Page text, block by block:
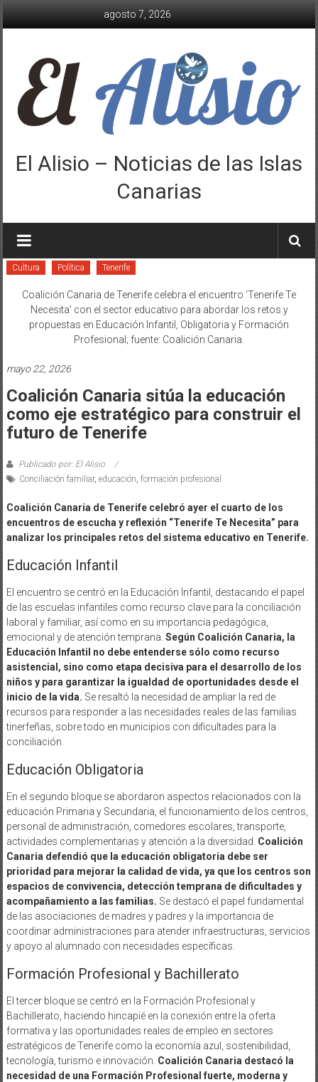
agosto 7, 2026
El Alisio – Noticias de las Islas
Canarias
Cultura Política Tenerife
Coalición Canaria de Tenerife celebra el encuentro ‘Tenerife Te
Necesita’ con el sector educativo para abordar los retos y
propuestas en Educación Infantil, Obligatoria y Formación
Profesional; fuente: Coalición Canaria.
mayo 22, 2026
Coalición Canaria sitúa la educación
como eje estratégico para construir el
futuro de Tenerife
Publicado por: El Alisio
Conciliación familiar, educación, formación profesional
Coalición Canaria de Tenerife celebró ayer el cuarto de los
encuentros de escucha y reflexión “Tenerife Te Necesita” para
analizar los principales retos del sistema educativo en Tenerife.
Educación Infantil
El encuentro se centró en la Educación Infantil, destacando el papel
de las escuelas infantiles como recurso clave para la conciliación
laboral y familiar, así como en su importancia pedagógica,
emocional y de atención temprana. Según Coalición Canaria, la
Educación Infantil no debe entenderse sólo como recurso
asistencial, sino como etapa decisiva para el desarrollo de los
niños y para garantizar la igualdad de oportunidades desde el
inicio de la vida. Se resaltó la necesidad de ampliar la red de
recursos para responder a las necesidades reales de las familias
tinerfeñas, sobre todo en municipios con dificultades para la
conciliación.
Educación Obligatoria
En el segundo bloque se abordaron aspectos relacionados con la
educación Primaria y Secundaria, el funcionamiento de los centros,
personal de administración, comedores escolares, transporte,
actividades complementarias y atención a la diversidad. Coalición
Canaria defendió que la educación obligatoria debe ser
prioridad para mejorar la calidad de vida, ya que los centros son
espacios de convivencia, detección temprana de dificultades y
acompañamiento a las familias. Se destacó el papel fundamental
de las asociaciones de madres y padres y la importancia de
coordinar administraciones para atender infraestructuras, servicios
y apoyo al alumnado con necesidades específicas.
Formación Profesional y Bachillerato
El tercer bloque se centró en la Formación Profesional y
Bachillerato, haciendo hincapié en la conexión entre la oferta
formativa y las oportunidades reales de empleo en sectores
estratégicos de Tenerife como la economía azul, sostenibilidad,
tecnología, turismo e innovación. Coalición Canaria destacó la
necesidad de una Formación Profesional fuerte, moderna y